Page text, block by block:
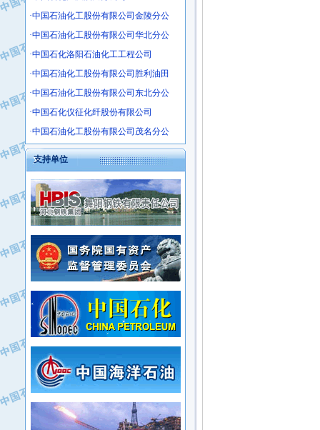
·中国石油天然气管道局穿越公司
·南石力天传动件有限公司
·浙江瑞普环境技术有限公司
·华北石油新大禹环保设备有限公司
·河北翼凌机械制造总厂
·萍乡市庞泰化工填料有限公司
·实华(天津)国际贸易有限公司
·上海宝钢商贸有限公司
·辽河石油勘探局总机械厂
·正泰集团
·华北油田科达开发有限公司
·中石化西南石油局井下工程处
·大庆油田石油专用设备有限公司
·江苏丹化集团有限责任公司
·中核苏阀科技实业股份有限公司
·山特电子（深圳）有限公司
·常州市中兴石油化工助剂有限公司
·姜堰市三联助剂有限公司
·四川中光高技术研究所有限责任公司
·江苏天安防雷工程有限责任公司
·山东东营胜利工业园区
·自贡五洲防腐安装有限公司
·中国石油化工股份有限公司金陵分公
·中国石油化工股份有限公司华北分公
·中国石化洛阳石油化工工程公司
·中国石油化工股份有限公司胜利油田
·中国石油化工股份有限公司东北分公
·中国石化仪征化纤股份有限公司
·中国石油化工股份有限公司茂名分公
支持单位
·中国石化茂名石化分公司
·中国石油大港油田分公司
·中油油气勘探软件国家工程研究中心
·西安长庆钻宇集团咸阳石化有限公司
·新疆新冠控制系统工程有限公司
·新疆安维消防设施器材有限公司
·华北石油津工机械制造有限公司
·中国石化茂名石化分公司
·上海山武控制仪表有限公司
·上海赛科石油化工有限责任公司